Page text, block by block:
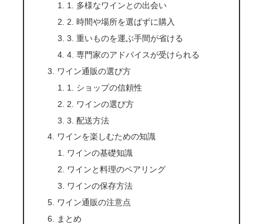
1. 多様なワインとの出会い
2. 時間や場所を選ばずに購入
3. 重いものを運ぶ手間が省ける
4. 専門家のアドバイスが受けられる
ワイン通販の選び方
1. ショップの信頼性
2. ワインの選び方
3. 配送方法
ワインを楽しむための知識
ワインの基礎知識
ワインと料理のペアリング
ワインの保存方法
ワイン通販の注意点
まとめ